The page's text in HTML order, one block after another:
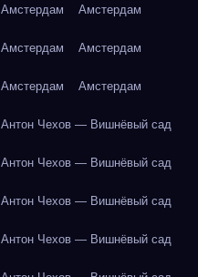
Амстердам Амстердам
Амстердам Амстердам
Амстердам Амстердам
Антон Чехов — Вишнёвый сад
Антон Чехов — Вишнёвый сад
Антон Чехов — Вишнёвый сад
Антон Чехов — Вишнёвый сад